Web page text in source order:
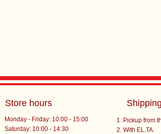
Store hours
Monday - Friday: 10:00 - 15:00
Saturday: 10:00 - 14:30
Pickup from
With EL.TA.